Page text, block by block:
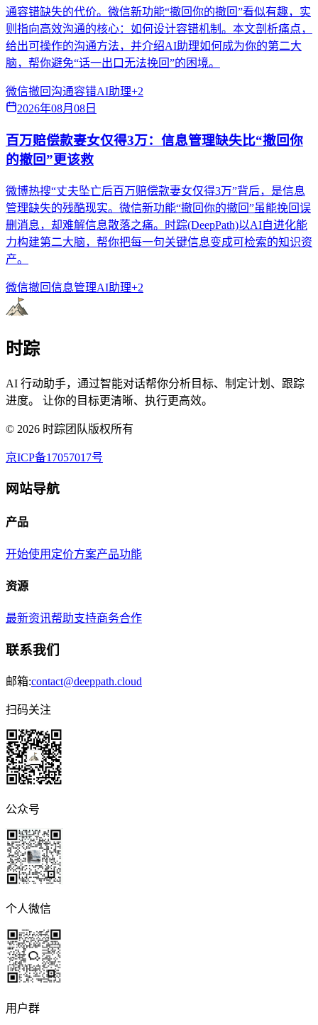
通容错缺失的代价。微信新功能“撤回你的撤回”看似有趣，实
则指向高效沟通的核心：如何设计容错机制。本文剖析痛点，
给出可操作的沟通方法，并介绍AI助理如何成为你的第二大
脑，帮你避免“话一出口无法挽回”的困境。
微信撤回沟通容错AI助理+2
2026年08月08日
百万赔偿款妻女仅得3万：信息管理缺失比“撤回你
的撤回”更该救
微博热搜“丈夫坠亡后百万赔偿款妻女仅得3万”背后，是信息
管理缺失的残酷现实。微信新功能“撤回你的撤回”虽能挽回误
删消息，却难解信息散落之痛。时踪(DeepPath)以AI自进化能
力构建第二大脑，帮你把每一句关键信息变成可检索的知识资
产。
微信撤回信息管理AI助理+2
时踪
AI 行动助手，通过智能对话帮你分析目标、制定计划、跟踪
进度。 让你的目标更清晰、执行更高效。
© 2026 时踪团队版权所有
京ICP备17057017号
网站导航
产品
开始使用 定价方案产品功能
资源
最新资讯帮助支持商务合作
联系我们
邮箱:contact@deeppath.cloud
扫码关注
公众号
个人微信
用户群